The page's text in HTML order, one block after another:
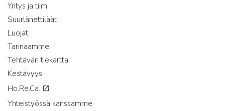
Yritys ja tiimi
Suurlähettiläät
Luojat
Tarinaamme
Tehtävän tiekartta
Kestävyys
Ho.Re.Ca.
Yhteistyössä kanssamme